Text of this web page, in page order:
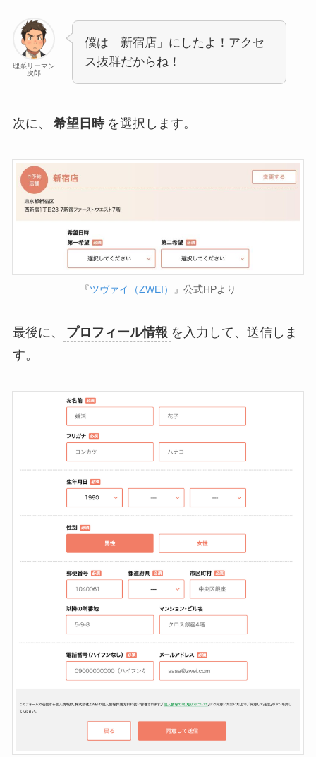
理系リーマン
次郎
僕は「新宿店」にしたよ！アクセ
ス抜群だからね！
次に、 希望日時 を選択します。
『ツヴァイ（ZWEI） 』公式HPより
最後に、 プロフィール情報 を入力して、送信しま
す。